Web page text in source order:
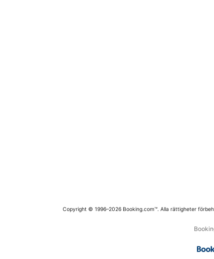
Copyright © 1996–2026 Booking.com™. Alla rättigheter